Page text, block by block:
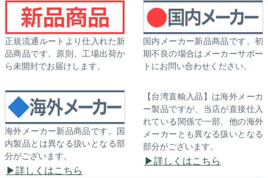
正規流通ルートより仕入れた新
品商品です。原則、工場出荷か
ら未開封でお届けします。
国内メーカー新品商品です。初
期不良の場合はメーカーサポー
トにお問い合わせください。
海外メーカー新品商品です。国
内製品とは異なる扱いとなる部
分がございます。
詳しくはこちら
【台湾直輸入品】は海外メーカ
ー製品ですが、当店が直接仕入
れている関係で一部、他の海外
メーカーとも異なる扱いとなる
部分がございます。
詳しくはこちら